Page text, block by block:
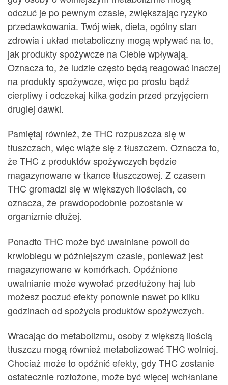
odczuć je po pewnym czasie, zwiększając ryzyko
przedawkowania. Twój wiek, dieta, ogólny stan
zdrowia i układ metaboliczny mogą wpływać na to,
jak produkty spożywcze na Ciebie wpływają.
Oznacza to, że ludzie często będą reagować inaczej
na produkty spożywcze, więc po prostu bądź
cierpliwy i odczekaj kilka godzin przed przyjęciem
drugiej dawki.
Pamiętaj również, że THC rozpuszcza się w
tłuszczach, więc wiąże się z tłuszczem. Oznacza to,
że THC z produktów spożywczych będzie
magazynowane w tkance tłuszczowej. Z czasem
THC gromadzi się w większych ilościach, co
oznacza, że ​​prawdopodobnie pozostanie w
organizmie dłużej.
Ponadto THC może być uwalniane powoli do
krwiobiegu w późniejszym czasie, ponieważ jest
magazynowane w komórkach. Opóźnione
uwalnianie może wywołać przedłużony haj lub
możesz poczuć efekty ponownie nawet po kilku
godzinach od spożycia produktów spożywczych.
Wracając do metabolizmu, osoby z większą ilością
tłuszczu mogą również metabolizować THC wolniej.
Chociaż może to opóźnić efekty, gdy THC zostanie
ostatecznie rozłożone, może być więcej wchłaniane